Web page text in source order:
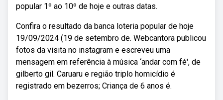
popular 1º ao 10º de hoje e outras datas.
Confira o resultado da banca loteria popular de hoje
19/09/2024 (19 de setembro de. Webcantora publicou
fotos da visita no instagram e escreveu uma
mensagem em referência à música ‘andar com fé', de
gilberto gil. Caruaru e região triplo homicídio é
registrado em bezerros; Criança de 6 anos é.